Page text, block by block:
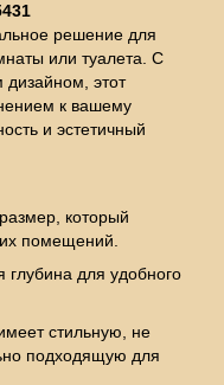
решение для
или туалета. С
этот
к вашему
и эстетичный
который
помещений.
для удобного
стильную, не
подходящую для